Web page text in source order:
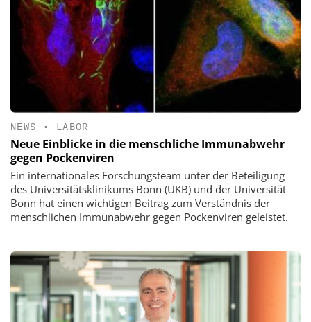
NEWS • LABOR
Neue Einblicke in die menschliche Immunabwehr
gegen Pockenviren
Ein internationales Forschungsteam unter der Beteiligung
des Universitätsklinikums Bonn (UKB) und der Universität
Bonn hat einen wichtigen Beitrag zum Verständnis der
menschlichen Immunabwehr gegen Pockenviren geleistet.